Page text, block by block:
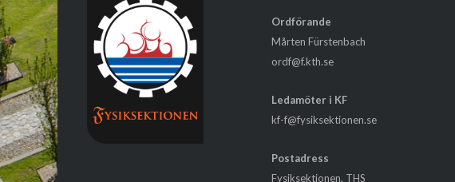
Ordförande
Mårten Fürstenbach
ordf@f.kth.se
Ledamöter i KF
kf-f@fysiksektionen.se
Postadress
Fysiksektionen, THS